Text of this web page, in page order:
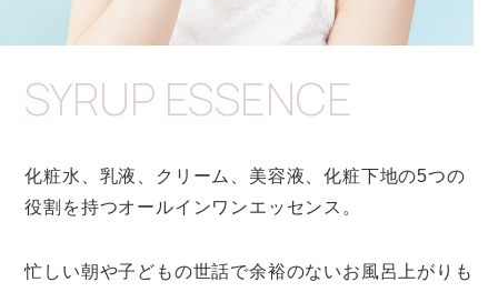
SYRUP ESSENCE
化粧水、乳液、クリーム、美容液、化粧下地の5つの
役割を持つオールインワンエッセンス。
忙しい朝や子どもの世話で余裕のないお風呂上がりも